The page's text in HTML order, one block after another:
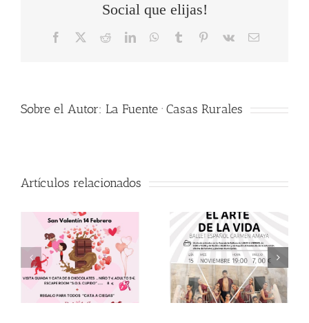
Social que elijas!
Facebook RedditLinkedInWhatsApp
Tumblr Pinterest
Vk
Correo
Sobre el Autor: La Fuente · Casas Rurales
Artículos relacionados